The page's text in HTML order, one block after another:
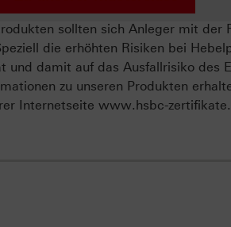
sollten sich Anleger mit der
die erhöhten Risiken bei
und damit auf das Ausfallrisiko des
zu unseren Produkten
Internetseite www.hsbc-